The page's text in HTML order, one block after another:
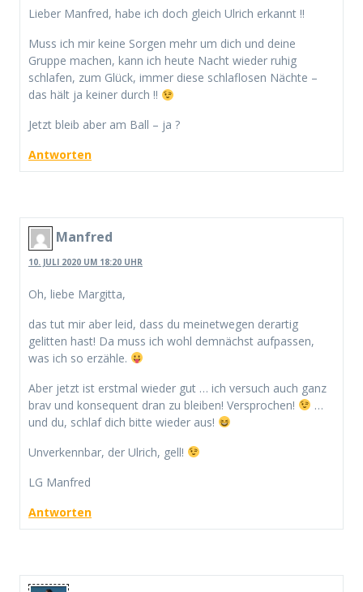
Lieber Manfred, habe ich doch gleich Ulrich erkannt !!
Muss ich mir keine Sorgen mehr um dich und deine
Gruppe machen, kann ich heute Nacht wieder ruhig
schlafen, zum Glück, immer diese schlaflosen Nächte –
das hält ja keiner durch !!
Jetzt bleib aber am Ball – ja ?
Antworten
Manfred
10. JULI 2020 UM 18:20 UHR
Oh, liebe Margitta,
das tut mir aber leid, dass du meinetwegen derartig
gelitten hast! Da muss ich wohl demnächst aufpassen,
was ich so erzähle.
Aber jetzt ist erstmal wieder gut … ich versuch auch ganz
brav und konsequent dran zu bleiben! Versprochen!
…
und du, schlaf dich bitte wieder aus!
Unverkennbar, der Ulrich, gell!
LG Manfred
Antworten